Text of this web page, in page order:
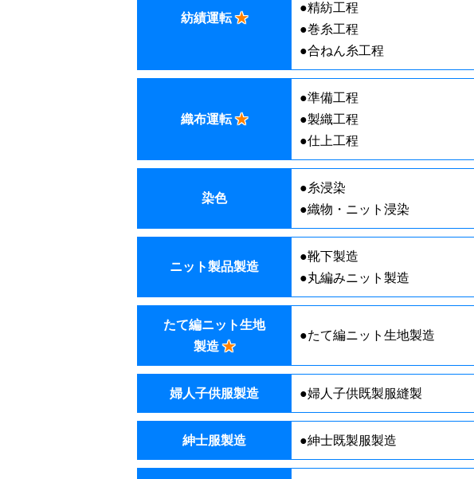
紡績運転★
●精紡工程
●巻糸工程
●合ねん糸工程
織布運転★
●準備工程
●製織工程
●仕上工程
染色
●糸浸染
●織物・ニット浸染
ニット製品製造
●靴下製造
●丸編みニット製造
たて編ニット生地
製造★
●たて編ニット生地製造
婦人子供服製造 ●婦人子供既製服縫製
紳士服製造 ●紳士既製服製造